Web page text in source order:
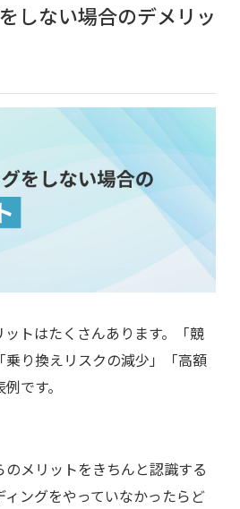
しない場合のデメリッ
トはたくさんあります。「競
り換えリスクの減少」「高額
です。
のメリットをきちんと認識する
ングをやっていなかったらど